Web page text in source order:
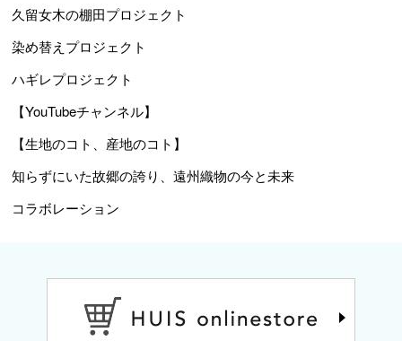
久留女木の棚田プロジェクト
染め替えプロジェクト
ハギレプロジェクト
【YouTubeチャンネル】
【生地のコト、産地のコト】
知らずにいた故郷の誇り、遠州織物の今と未来
コラボレーション